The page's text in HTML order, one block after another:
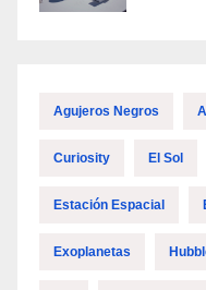
Agujeros Negros
Curiosity El Sol
Estación Espacial
Exoplanetas